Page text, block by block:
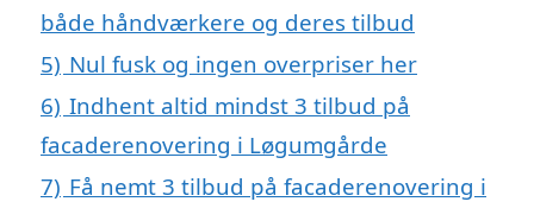
både håndværkere og deres tilbud
5) Nul fusk og ingen overpriser her
6) Indhent altid mindst 3 tilbud på
facaderenovering i Løgumgårde
7) Få nemt 3 tilbud på facaderenovering i